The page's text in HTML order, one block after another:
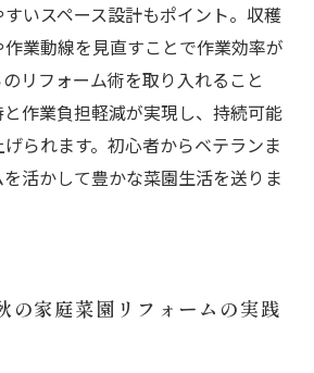
いスペース設計もポイント。収穫
業動線を見直すことで作業効率が
リフォーム術を取り入れること
作業負担軽減が実現し、持続可能
られます。初心者からベテランま
活かして豊かな菜園生活を送りま
の家庭菜園リフォームの実践